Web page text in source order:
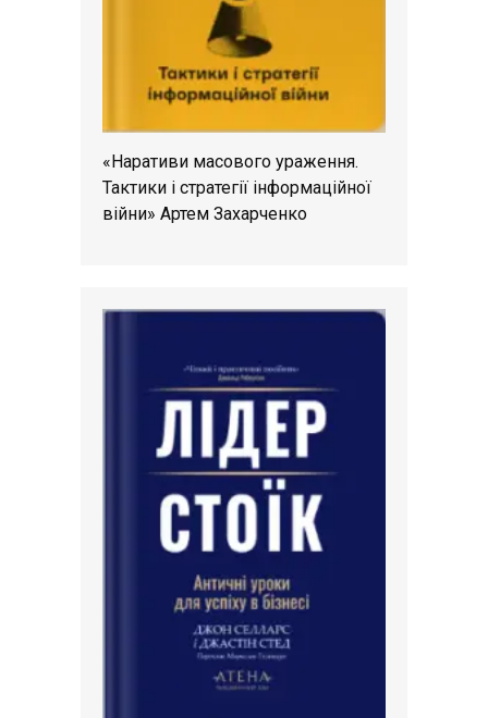
«Наративи масового ураження.
Тактики і стратегії інформаційної
війни» Артем Захарченко